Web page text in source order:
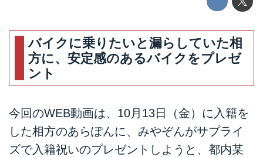
バイクに乗りたいと漏らしていた相
方に、安定感のあるバイクをプレゼ
ント
今回のWEB動画は、10月13日（金）に入籍を
した相方のあらぽんに、みやぞんがサプライ
ズで入籍祝いのプレゼントしようと、都内某